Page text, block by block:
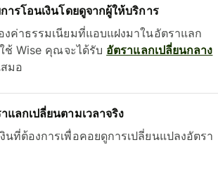
การโอนเงินโดยดูจากผู้ให้บริการ
งค่าธรรมเนียมที่แอบแฝงมาในอัตราแลก
ช้ Wise คุณจะได้รับ อัตราแลกเปลี่ยนกลาง
มอ
แลกเปลี่ยนตามเวลาจริง
นที่ต้องการเพื่อคอยดูการเปลี่ยนแปลงอัตรา